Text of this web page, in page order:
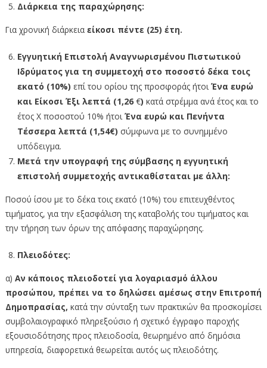
Διάρκεια της παραχώρησης:
Για χρονική διάρκεια είκοσι πέντε (25) έτη.
Εγγυητική Επιστολή Αναγνωρισμένου Πιστωτικού
Ιδρύματος για τη συμμετοχή στο ποσοστό δέκα τοις
εκατό (10%) επί του ορίου της προσφοράς ήτοιΈνα ευρώ
και Είκοσι Έξι λεπτά (1,26 €) κατά στρέμμα ανά έτος και το
έτος Χ ποσοστού 10% ήτοιΈνα ευρώ και Πενήντα
Τέσσερα λεπτά (1,54€) σύμφωνα με το συνημμένο
υπόδειγμα.
Μετά την υπογραφή της σύμβασης η εγγυητική
επιστολή συμμετοχής αντικαθίσταται με άλλη:
Ποσού ίσου με το δέκα τοις εκατό (10%) του επιτευχθέντος
τιμήματος, για την εξασφάλιση της καταβολής του τιμήματος και
την τήρηση των όρων της απόφασης παραχώρησης.
Πλειοδότες:
α) Αν κάποιος πλειοδοτεί για λογαριασμό άλλου
προσώπου, πρέπει να το δηλώσει αμέσως στην Επιτροπή
Δημοπρασίας, κατά την σύνταξη των πρακτικών θα προσκομίσει
συμβολαιογραφικό πληρεξούσιο ή σχετικό έγγραφο παροχής
εξουσιοδότησης προς πλειοδοσία, θεωρημένο από δημόσια
υπηρεσία, διαφορετικά θεωρείται αυτός ως πλειοδότης.